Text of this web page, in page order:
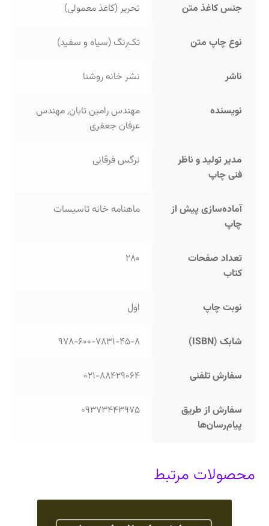
جنس کاغذ متن تحریر (کاغذ معمولی)
نوع چاپ متن تک‌رنگ (سیاه و سفید)
ناشر نشر خانه روشنا
نویسنده
مهندس رامین تابان, مهندس
عرفان جعفری
مدیر تولید و ناظر
فنی چاپ
نرگس فرقانی
آماده‌سازی پیش از
چاپ
ماهنامه خانه تاسیسات
تعداد صفحات
کتاب
280
نوبت چاپ اول
شابک (ISBN) 978-600-7831-45-8
سفارش تلفنی 021-88429064
سفارش از طریق
پیام‌رسان‌ها
09373443975
محصولات مرتبط